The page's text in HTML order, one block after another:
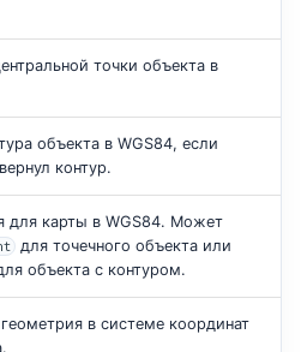
точки объекта в
объекта в WGS84, если
контур.
для карты в WGS84. Может
для точечного объекта или
объекта с контуром.
в системе координат